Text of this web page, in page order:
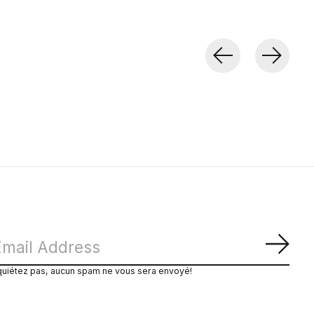
pas, aucun spam ne vous sera envoyé!